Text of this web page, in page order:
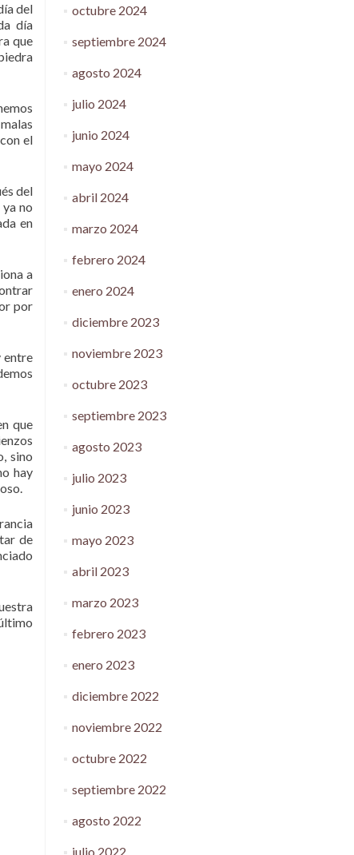
del
día
que
el
del
no
en
a
por
entre
que
sino
hay
de
octubre 2024
septiembre 2024
agosto 2024
julio 2024
junio 2024
mayo 2024
abril 2024
marzo 2024
febrero 2024
enero 2024
diciembre 2023
noviembre 2023
octubre 2023
septiembre 2023
agosto 2023
julio 2023
junio 2023
mayo 2023
abril 2023
marzo 2023
febrero 2023
enero 2023
diciembre 2022
noviembre 2022
octubre 2022
septiembre 2022
agosto 2022
julio 2022